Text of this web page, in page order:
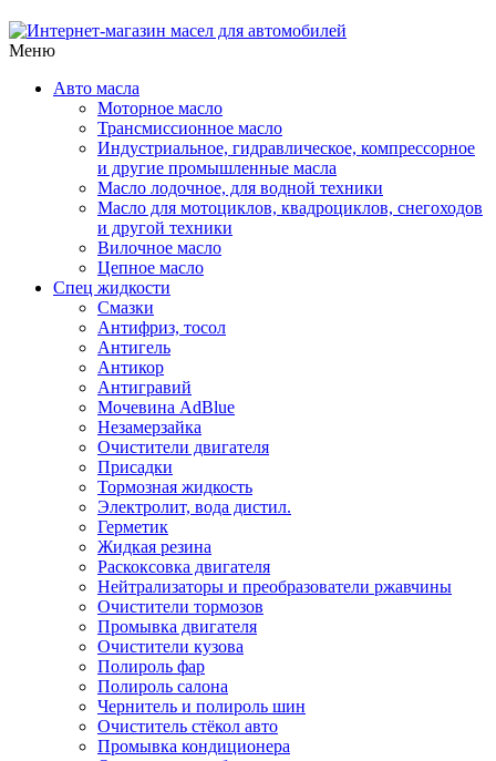
Меню
Авто масла
Моторное масло
Трансмиссионное масло
Индустриальное, гидравлическое, компрессорное
и другие промышленные масла
Масло лодочное, для водной техники
Масло для мотоциклов, квадроциклов, снегоходов
и другой техники
Вилочное масло
Цепное масло
Спец жидкости
Смазки
Антифриз, тосол
Антигель
Антикор
Антигравий
Мочевина AdBlue
Незамерзайка
Очистители двигателя
Присадки
Тормозная жидкость
Электролит, вода дистил.
Герметик
Жидкая резина
Раскоксовка двигателя
Нейтрализаторы и преобразователи ржавчины
Очистители тормозов
Промывка двигателя
Очистители кузова
Полироль фар
Полироль салона
Чернитель и полироль шин
Очиститель стёкол авто
Промывка кондиционера